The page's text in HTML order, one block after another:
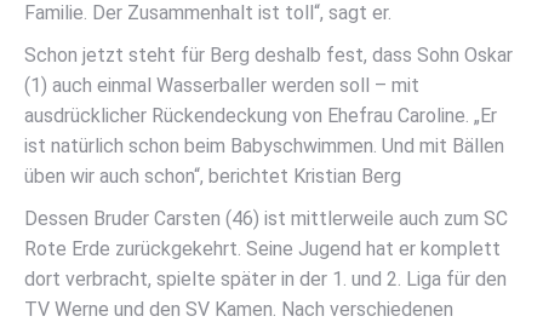
Familie. Der Zusammenhalt ist toll“, sagt er.
Schon jetzt steht für Berg deshalb fest, dass Sohn Oskar
(1) auch einmal Wasserballer werden soll – mit
ausdrücklicher Rückendeckung von Ehefrau Caroline. „Er
ist natürlich schon beim Babyschwimmen. Und mit Bällen
üben wir auch schon“, berichtet Kristian Berg
Dessen Bruder Carsten (46) ist mittlerweile auch zum SC
Rote Erde zurückgekehrt. Seine Jugend hat er komplett
dort verbracht, spielte später in der 1. und 2. Liga für den
TV Werne und den SV Kamen. Nach verschiedenen